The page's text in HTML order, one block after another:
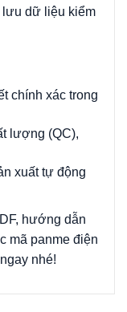
lưu dữ liệu kiểm
chính xác trong
lượng (QC),
xuất tự động
hướng dẫn
mã panme điện
nhé!